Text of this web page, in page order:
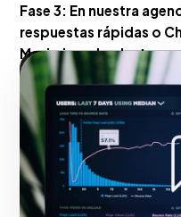
Fase 3: En nuestra
respuestas rápidas o
Maximizando el
Hacerlo realidad